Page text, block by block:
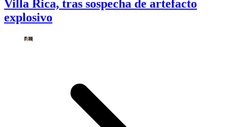
Villa Rica, tras sospecha de artefacto
explosivo